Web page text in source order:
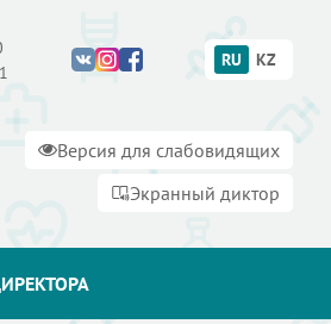
RU KZ
Версия для слабовидящих
Экранный диктор